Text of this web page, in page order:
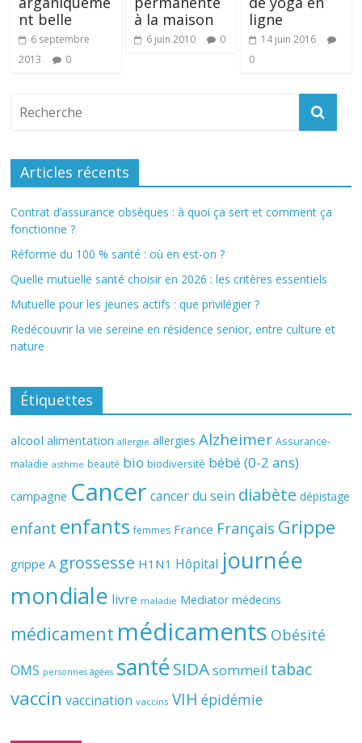
nt belle
6 septembre
2013
0
à la maison
6 juin 2010 0
ligne
14 juin 2016
0
Articles récents
Contrat d’assurance obsèques : à quoi ça sert et comment ça
fonctionne ?
Réforme du 100 % santé : où en est-on ?
Quelle mutuelle santé choisir en 2026 : les critères essentiels
Mutuelle pour les jeunes actifs : que privilégier ?
Redécouvrir la vie sereine en résidence senior, entre culture et
nature
Étiquettes
alcool alimentation allergie allergies Alzheimer Assurance-
maladie asthme beauté bio biodiversité bébé (0-2 ans)
campagne Cancer cancer du sein diabète dépistage
enfant enfants femmes France Français Grippe
grippe A grossesse H1N1 Hôpital journée
mondiale livre maladie Mediator médecins
médicament médicaments Obésité
OMS personnes âgées santé SIDAsommeil tabac
vaccin vaccination vaccins VIH épidémie